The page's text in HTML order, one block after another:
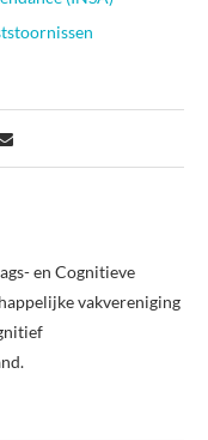
en Cognitieve
vakvereniging